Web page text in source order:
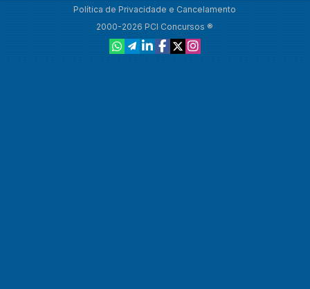
Política de Privacidade e Cancelamento
2000-2026 PCI Concursos ®